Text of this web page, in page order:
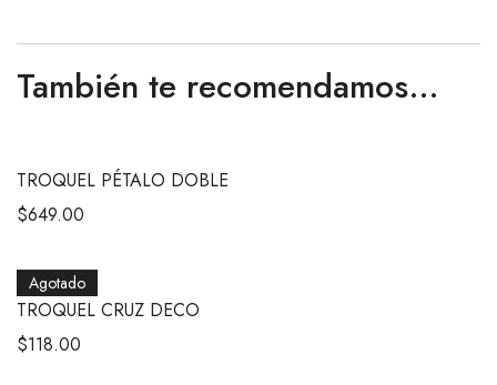
También te recomendamos…
TROQUEL PÉTALO DOBLE
$649.00
Agotado
TROQUEL CRUZ DECO
$118.00